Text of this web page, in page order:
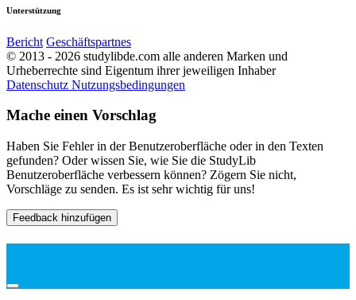
Unterstützung
Bericht Geschäftspartnes
© 2013 - 2026 studylibde.com alle anderen Marken und
Urheberrechte sind Eigentum ihrer jeweiligen Inhaber
Datenschutz Nutzungsbedingungen
Mache einen Vorschlag
Haben Sie Fehler in der Benutzeroberfläche oder in den Texten
gefunden? Oder wissen Sie, wie Sie die StudyLib
Benutzeroberfläche verbessern können? Zögern Sie nicht,
Vorschläge zu senden. Es ist sehr wichtig für uns!
Feedback hinzufügen